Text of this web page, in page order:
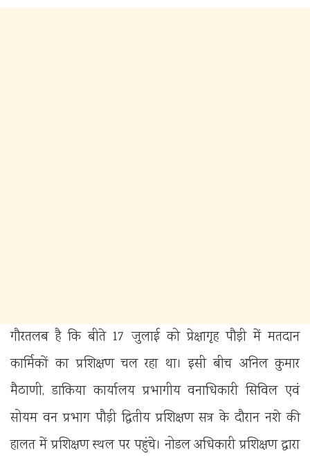
गौरतलब है कि बीते 17 जुलाई को प्रेक्षागृह पौड़ी में मतदान
कार्मिकों का प्रशिक्षण चल रहा था। इसी बीच अनिल कुमार
मैठाणी, डाकिया कार्यालय प्रभागीय वनाधिकारी सिविल एवं
सोयम वन प्रभाग पौड़ी द्वितीय प्रशिक्षण सत्र के दौरान नशे की
हालत में प्रशिक्षण स्थल पर पहुंचे। नोडल अधिकारी प्रशिक्षण द्वारा